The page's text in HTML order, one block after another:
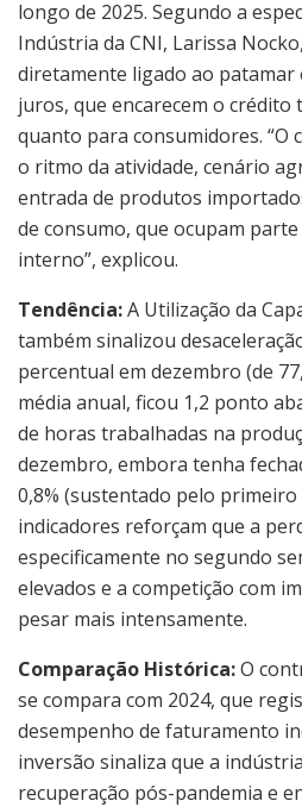
longo de 2025. Segundo a
Indústria da CNI, Larissa
diretamente ligado ao patamar
juros, que encarecem o
quanto para consumidores. “O
o ritmo da atividade, cenário
entrada de produtos
de consumo, que ocupam
interno”, explicou.
Tendência:A Utilização da
também sinalizou
percentual em dezembro (de
média anual, ficou 1,2 ponto
de horas trabalhadas na
dezembro, embora tenha
0,8% (sustentado pelo primeiro
indicadores reforçam que a
especificamente no segundo
elevados e a competição com
pesar mais intensamente.
Comparação Histórica:O
se compara com 2024, que
desempenho de faturamento
inversão sinaliza que a
recuperação pós-pandemia e